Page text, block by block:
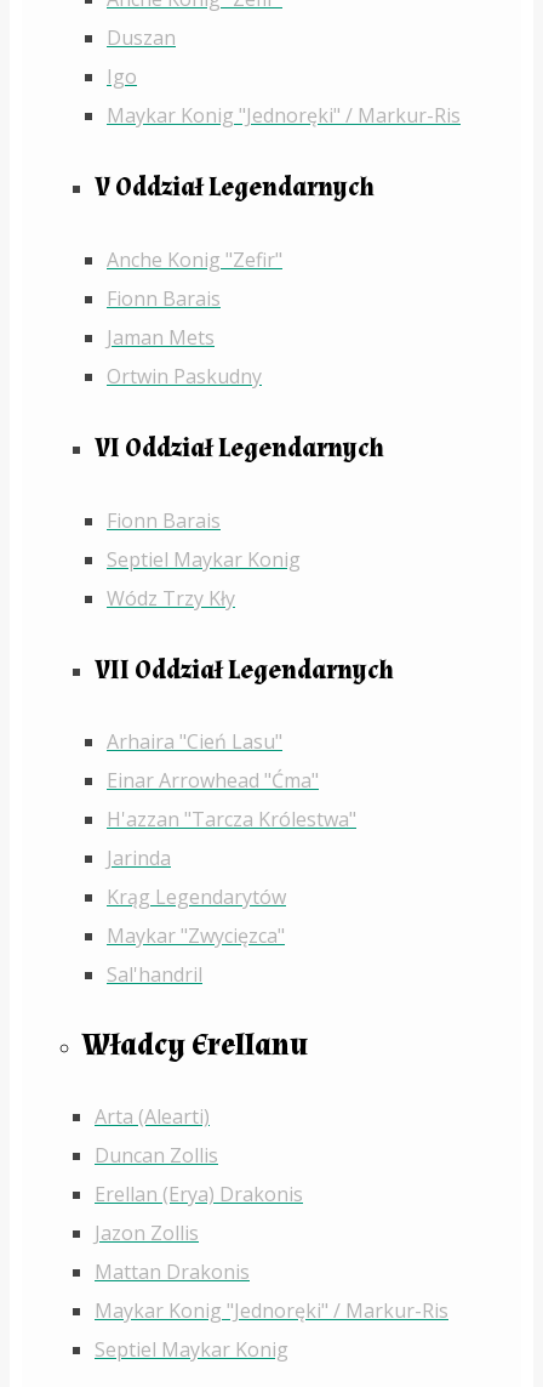
Duszan
Igo
Maykar Konig "Jednoręki" / Markur-Ris
V Oddział Legendarnych
Anche Konig "Zefir"
Fionn Barais
Jaman Mets
Ortwin Paskudny
VI Oddział Legendarnych
Fionn Barais
Septiel Maykar Konig
Wódz Trzy Kły
VII Oddział Legendarnych
Arhaira "Cień Lasu"
Einar Arrowhead "Ćma"
H'azzan "Tarcza Królestwa"
Jarinda
Krąg Legendarytów
Maykar "Zwycięzca"
Sal'handril
Władcy Erellanu
Arta (Alearti)
Duncan Zollis
Erellan (Erya) Drakonis
Jazon Zollis
Mattan Drakonis
Maykar Konig "Jednoręki" / Markur-Ris
Septiel Maykar Konig